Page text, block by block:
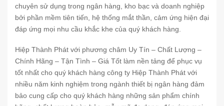
chuyên sử dụng trong ngân hàng, kho bạc và doanh nghiệp
bởi phần mềm tiên tiến, hệ thống mắt thần, cảm ứng hiện đại
đáp ứng mọi nhu cầu khắc khe của quý khách hàng.
Hiệp Thành Phát với phương châm Uy Tín – Chất Lượng –
Chính Hãng – Tận Tình – Giá Tốt làm nền tảng để phục vụ
tốt nhất cho quý khách hàng công ty Hiệp Thành Phát với
nhiều năm kinh nghiệm trong ngành thiết bị ngân hàng đảm
bảo cung cấp cho quý khách hàng những sản phẩm chính